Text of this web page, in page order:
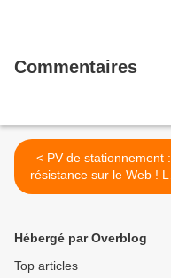
Commentaires
< PV de stationnement :
résistance sur le Web ! LE
DALL Avocat permis
Hébergé par Overblog
Top articles